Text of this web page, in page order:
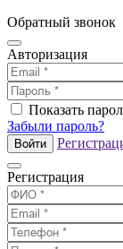
Обратный звонок
Авторизация
Показать
Забыли пароль?
Войти
Регистрация